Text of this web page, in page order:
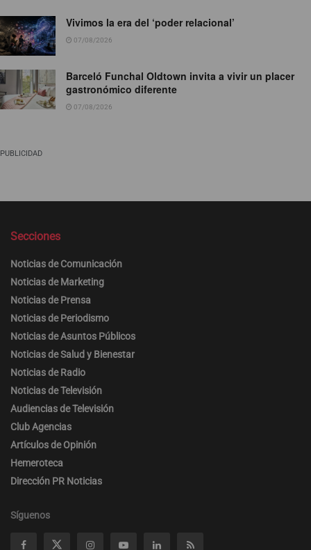
Vivimos la era del ‘poder relacional’
07/08/2026
Barceló Funchal Oldtown invita a vivir un placer
gastronómico diferente
07/08/2026
PUBLICIDAD
Secciones
Noticias de Comunicación
Noticias de Marketing
Noticias de Prensa
Noticias de Periodismo
Noticias de Asuntos Públicos
Noticias de Salud y Bienestar
Noticias de Radio
Noticias de Televisión
Audiencias de Televisión
Club Agencias
Artículos de Opinión
Hemeroteca
Dirección PR Noticias
Síguenos